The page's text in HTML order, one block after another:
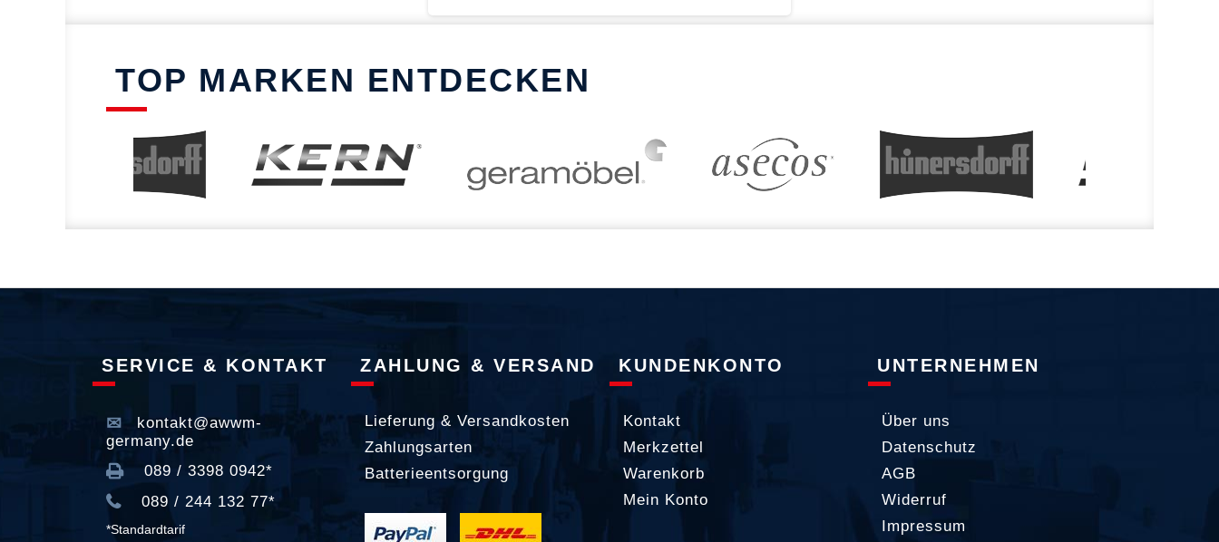
TOP MARKEN ENTDECKEN
SERVICE & KONTAKT
kontakt@awwm-
germany.de
089 / 3398 0942*
089 / 244 132 77*
*Standardtarif
ZAHLUNG & VERSAND
Lieferung & Versandkosten
Zahlungsarten
Batterieentsorgung
KUNDENKONTO
Kontakt
Merkzettel
Warenkorb
Mein Konto
UNTERNEHMEN
Über uns
Datenschutz
AGB
Widerruf
Impressum